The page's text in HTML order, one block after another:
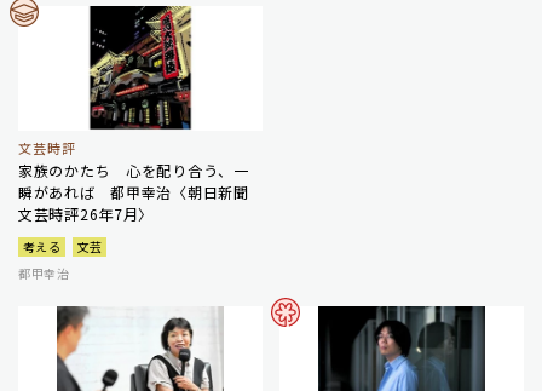
文芸時評
家族のかたち 心を配り合う、一
瞬があれば 都甲幸治〈朝日新聞
文芸時評26年7月〉
考える
文芸
都甲幸治